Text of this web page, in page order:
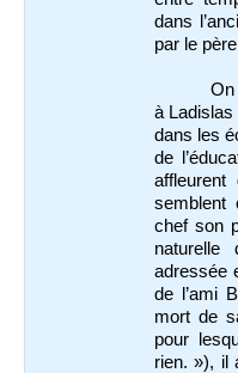
dans
par le
On
à Ladislas
dans les
de
semblent
chef son
naturelle
adressée
de l’ami
mort de
pour
rien. »), il